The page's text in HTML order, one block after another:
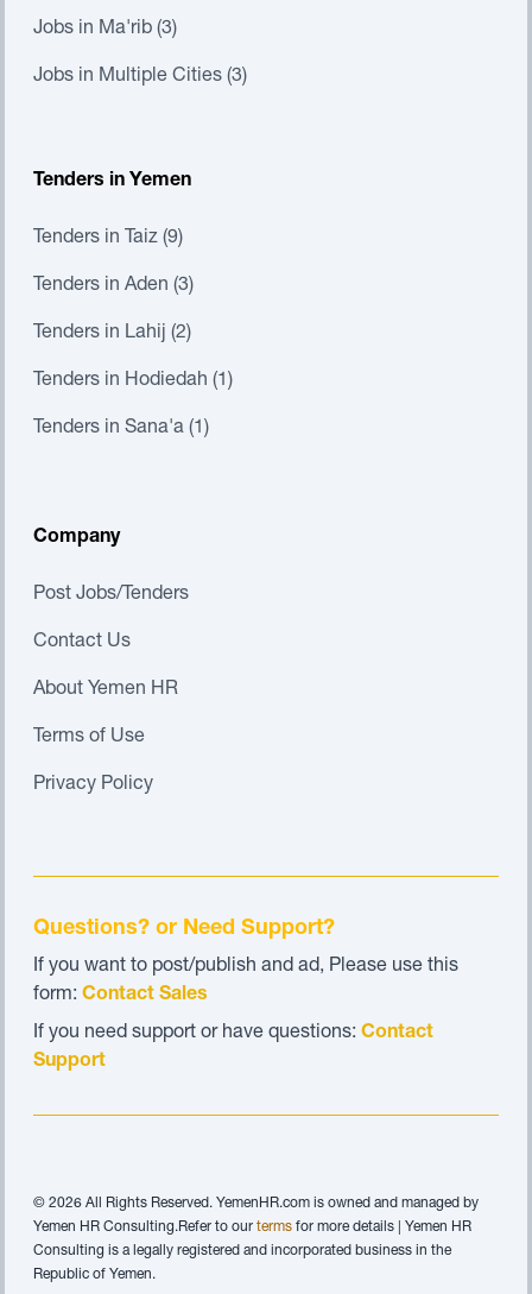
Jobs in Ma'rib (3)
Jobs in Multiple Cities (3)
Tenders in Yemen
Tenders in Taiz (9)
Tenders in Aden (3)
Tenders in Lahij (2)
Tenders in Hodiedah (1)
Tenders in Sana'a (1)
Company
Post Jobs/Tenders
Contact Us
About Yemen HR
Terms of Use
Privacy Policy
Questions? or Need Support?
If you want to post/publish and ad, Please use this
form: Contact Sales
If you need support or have questions: Contact
Support
© 2026 All Rights Reserved. YemenHR.com is owned and managed by
Yemen HR Consulting.Refer to our terms for more details | Yemen HR
Consulting is a legally registered and incorporated business in the
Republic of Yemen.